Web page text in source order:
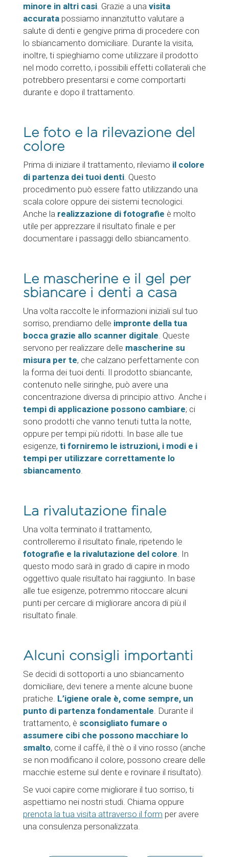
minore in altri casi. Grazie a una visita
accurata possiamo innanzitutto valutare a
salute di denti e gengive prima di procedere con
lo sbiancamento domiciliare. Durante la visita,
inoltre, ti spieghiamo come utilizzare il prodotto
nel modo corretto, i possibili effetti collaterali che
potrebbero presentarsi e come comportarti
durante e dopo il trattamento.
Le foto e la rilevazione del
colore
Prima di iniziare il trattamento, rileviamo il colore
di partenza dei tuoi denti. Questo
procedimento può essere fatto utilizzando una
scala colore oppure dei sistemi tecnologici.
Anche la realizzazione di fotografie è molto
utile per apprezzare il risultato finale e per
documentare i passaggi dello sbiancamento.
Le mascherine e il gel per
sbiancare i denti a casa
Una volta raccolte le informazioni iniziali sul tuo
sorriso, prendiamo delle impronte della tua
bocca grazie allo scanner digitale. Queste
servono per realizzare delle mascherine su
misura per te, che calzano perfettamente con
la forma dei tuoi denti. Il prodotto sbiancante,
contenuto nelle siringhe, può avere una
concentrazione diversa di principio attivo. Anche i
tempi di applicazione possono cambiare; ci
sono prodotti che vanno tenuti tutta la notte,
oppure per tempi più ridotti. In base alle tue
esigenze, ti forniremo le istruzioni, i modi e i
tempi per utilizzare correttamente lo
sbiancamento.
La rivalutazione finale
Una volta terminato il trattamento,
controlleremo il risultato finale, ripetendo le
fotografie e la rivalutazione del colore. In
questo modo sarà in grado di capire in modo
oggettivo quale risultato hai raggiunto. In base
alle tue esigenze, potremmo ritoccare alcuni
punti per cercare di migliorare ancora di più il
risultato finale.
Alcuni consigli importanti
Se decidi di sottoporti a uno sbiancamento
domiciliare, devi tenere a mente alcune buone
pratiche. L’igiene orale è, come sempre, un
punto di partenza fondamentale. Durante il
trattamento, è sconsigliato fumare o
assumere cibi che possono macchiare lo
smalto, come il caffè, il thè o il vino rosso (anche
se non modificano il colore, possono creare delle
macchie esterne sul dente e rovinare il risultato).
Se vuoi capire come migliorare il tuo sorriso, ti
aspettiamo nei nostri studi. Chiama oppure
prenota la tua visita attraverso il form per avere
una consulenza personalizzata.